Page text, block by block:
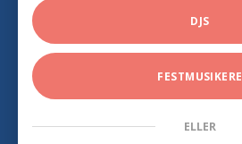
DJS
FESTMUSIKERE
ELLER